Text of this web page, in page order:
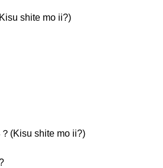
shite mo ii?)
(Kisu shite mo ii?)